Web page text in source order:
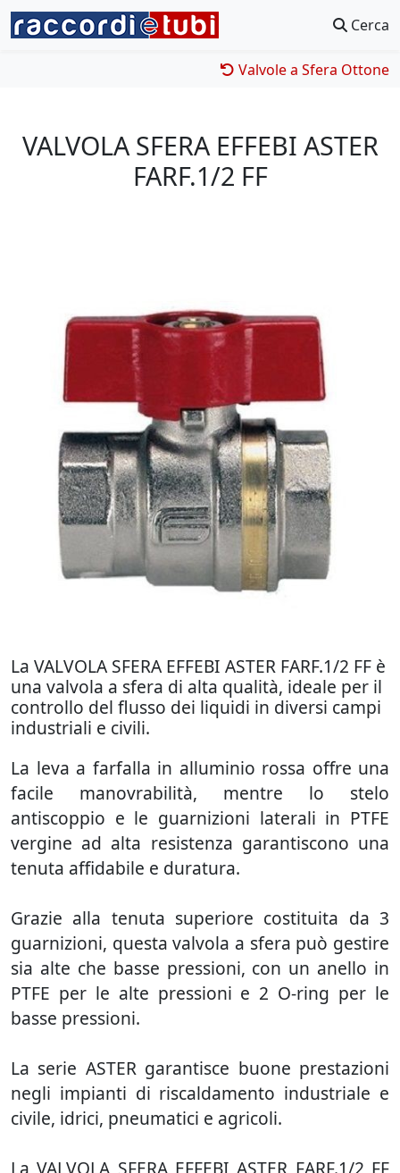
Cerca
Valvole a Sfera Ottone
VALVOLA SFERA EFFEBI ASTER
FARF.1/2 FF
La VALVOLA SFERA EFFEBI ASTER FARF.1/2 FF è
una valvola a sfera di alta qualità, ideale per il
controllo del flusso dei liquidi in diversi campi
industriali e civili.
La leva a farfalla in alluminio rossa offre una
facile manovrabilità, mentre lo stelo
antiscoppio e le guarnizioni laterali in PTFE
vergine ad alta resistenza garantiscono una
tenuta affidabile e duratura.
Grazie alla tenuta superiore costituita da 3
guarnizioni, questa valvola a sfera può gestire
sia alte che basse pressioni, con un anello in
PTFE per le alte pressioni e 2 O-ring per le
basse pressioni.
La serie ASTER garantisce buone prestazioni
negli impianti di riscaldamento industriale e
civile, idrici, pneumatici e agricoli.
La VALVOLA SFERA EFFEBI ASTER FARF.1/2 FF